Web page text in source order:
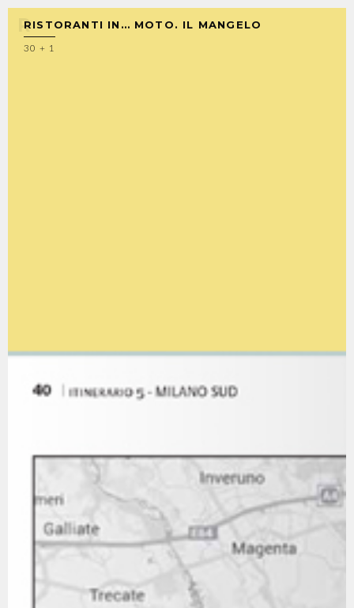
RISTORANTI IN… MOTO. IL MANGELO
30 + 1